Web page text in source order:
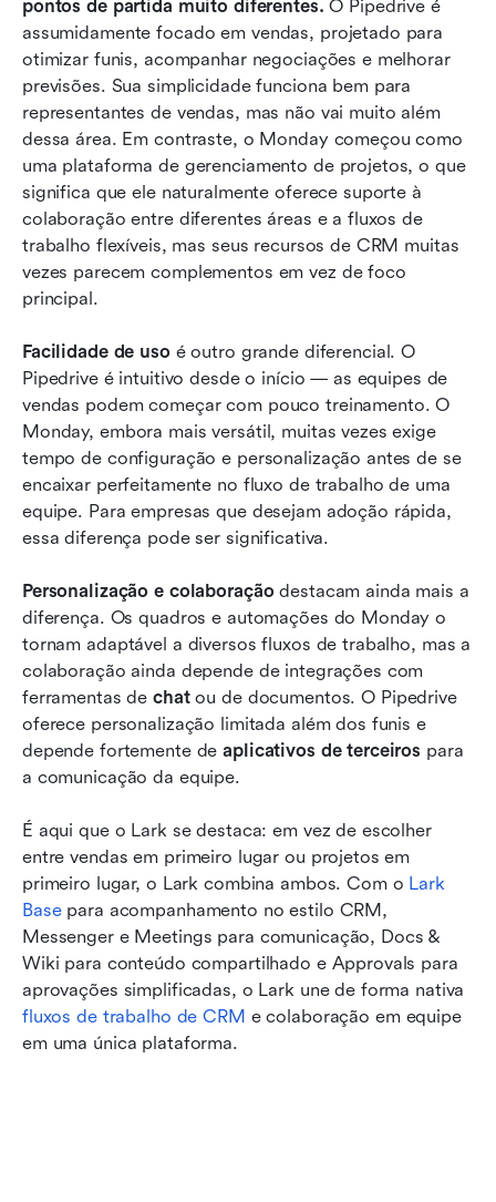
pontos de partida muito diferentes. O Pipedrive é
assumidamente focado em vendas, projetado para
otimizar funis, acompanhar negociações e melhorar
previsões. Sua simplicidade funciona bem para
representantes de vendas, mas não vai muito além
dessa área. Em contraste, o Monday começou como
uma plataforma de gerenciamento de projetos, o que
significa que ele naturalmente oferece suporte à
colaboração entre diferentes áreas e a fluxos de
trabalho flexíveis, mas seus recursos de CRM muitas
vezes parecem complementos em vez de foco
principal.
Facilidade de uso é outro grande diferencial. O
Pipedrive é intuitivo desde o início — as equipes de
vendas podem começar com pouco treinamento. O
Monday, embora mais versátil, muitas vezes exige
tempo de configuração e personalização antes de se
encaixar perfeitamente no fluxo de trabalho de uma
equipe. Para empresas que desejam adoção rápida,
essa diferença pode ser significativa.
Personalização e colaboração destacam ainda mais a
diferença. Os quadros e automações do Monday o
tornam adaptável a diversos fluxos de trabalho, mas a
colaboração ainda depende de integrações com
ferramentas de chat ou de documentos. O Pipedrive
oferece personalização limitada além dos funis e
depende fortemente de aplicativos de terceiros para
a comunicação da equipe.
É aqui que o Lark se destaca: em vez de escolher
entre vendas em primeiro lugar ou projetos em
primeiro lugar, o Lark combina ambos. Com o Lark
Base para acompanhamento no estilo CRM,
Messenger e Meetings para comunicação, Docs &
Wiki para conteúdo compartilhado e Approvals para
fluxos de trabalho de CRM e colaboração em equipe
em uma única plataforma.